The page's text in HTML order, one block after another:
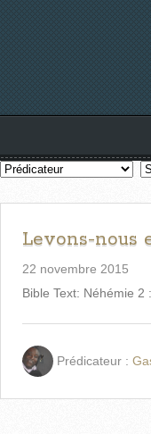
Levons-nous
22 novembre 2015
Bible Text: Néhémie
Prédicateur :